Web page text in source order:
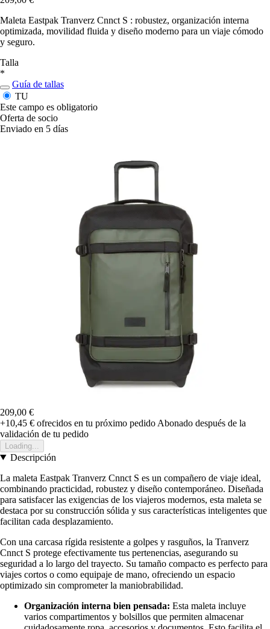
Maleta Eastpak Tranverz Cnnct S : robustez, organización interna
optimizada, movilidad fluida y diseño moderno para un viaje cómodo
y seguro.
Talla
*
Guía de tallas
TU
Este campo es obligatorio
Oferta de socio
Enviado en 5 días
209,00 €
+10,45 € ofrecidos en tu próximo pedido Abonado después de la
validación de tu pedido
Loading...
Descripción
La maleta Eastpak Tranverz Cnnct S es un compañero de viaje ideal,
combinando practicidad, robustez y diseño contemporáneo. Diseñada
para satisfacer las exigencias de los viajeros modernos, esta maleta se
destaca por su construcción sólida y sus características inteligentes que
facilitan cada desplazamiento.
Con una carcasa rígida resistente a golpes y rasguños, la Tranverz
Cnnct S protege efectivamente tus pertenencias, asegurando su
seguridad a lo largo del trayecto. Su tamaño compacto es perfecto para
viajes cortos o como equipaje de mano, ofreciendo un espacio
optimizado sin comprometer la maniobrabilidad.
Organización interna bien pensada: Esta maleta incluye
varios compartimentos y bolsillos que permiten almacenar